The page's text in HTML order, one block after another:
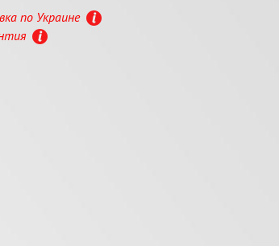
по Украине